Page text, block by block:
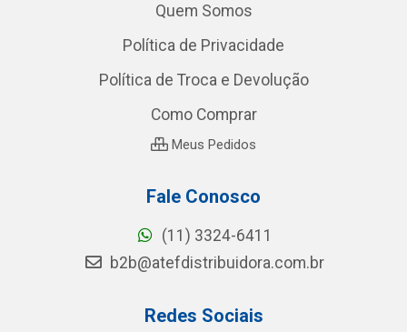
Quem Somos
Política de Privacidade
Política de Troca e Devolução
Como Comprar
Meus Pedidos
Fale Conosco
(11) 3324-6411
b2b@atefdistribuidora.com.br
Redes Sociais